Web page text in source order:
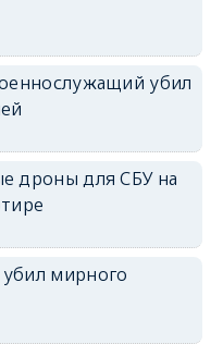
убил
дроны для СБУ на
мирного